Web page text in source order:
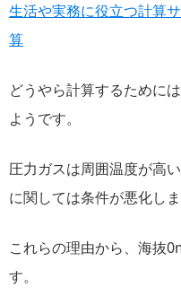
生活や実務に役立つ計算
算
どうやら計算するために
ようです。
圧力ガスは周囲温度が高
に関しては条件が悪化しま
これらの理由から、海抜
す。